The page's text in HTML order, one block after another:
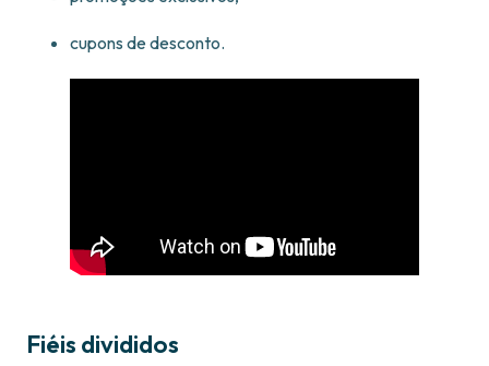
cupons de desconto.
Fiéis divididos